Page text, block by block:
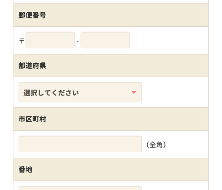
郵便番号
〒 -
都道府県
市区町村
（全角）
番地